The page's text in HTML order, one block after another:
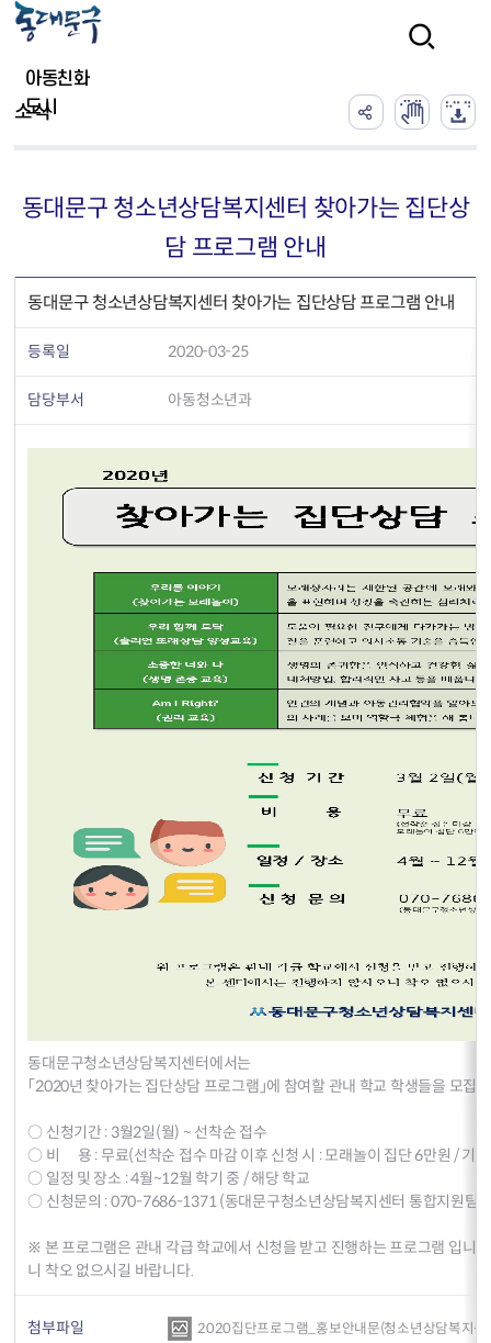
아동친화
도시
소식
동대문구 청소년상담복지센터 찾아가는 집단상
담 프로그램 안내
동대문구 청소년상담복지센터 찾아가는 집단상담 프로그램 안내
등록일 2020-03-25
담당부서 아동청소년과
동대문구청소년상담복지센터에서는
「2020년 찾아가는 집단상담 프로그램」에 참여할 관내 학교 학생들을 모집
○ 신청기간 : 3월2일(월) ~ 선착순 접수
○ 비 용 : 무료(선착순 접수 마감 이후 신청 시 : 모래놀이 집단 6만원 / 기
○ 일정 및 장소 : 4월~12월 학기 중 / 해당 학교
○ 신청문의 : 070-7686-1371 (동대문구청소년상담복지센터 통합지원팀
※ 본 프로그램은 관내 각급 학교에서 신청을 받고 진행하는 프로그램 입니
니 착오 없으시길 바랍니다.
첨부파일 2020집단프로그램_홍보안내문(청소년상담복지